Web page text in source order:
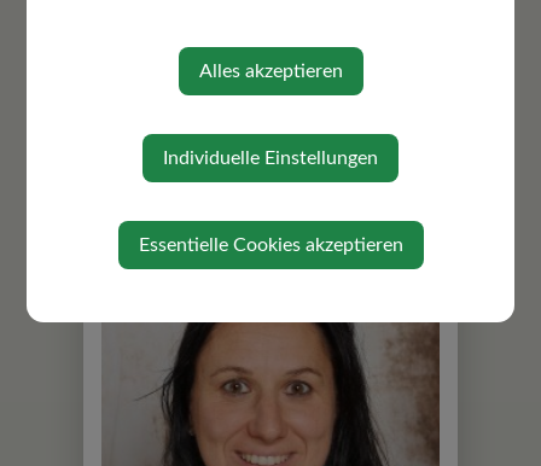
Bruckner Brigitte
www.wallsee-sindelburg.gv...
Alles akzeptieren
Individuelle Einstellungen
Essentielle Cookies akzeptieren